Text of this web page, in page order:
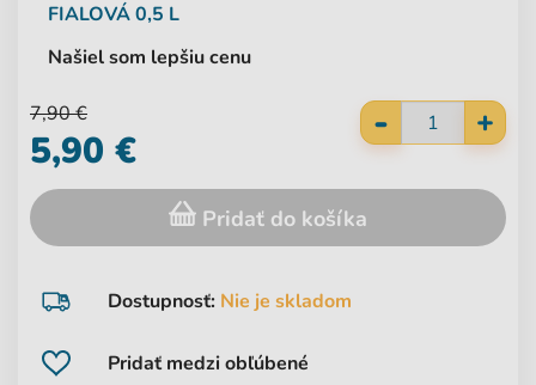
FIALOVÁ 0,5 L
Našiel som lepšiu cenu
Pridať medzi obľúbené
Dostupnosť: Nie je skladom
- +
7,90 €
5,90 €
Pridať do košíka